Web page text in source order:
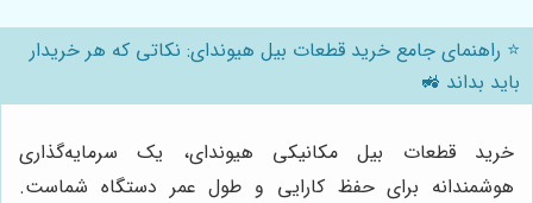
⭐️ راهنمای جامع خرید قطعات بیل هیوندای: نکاتی که هر خریدار
باید بداند 🚜
خرید قطعات بیل مکانیکی هیوندای، یک سرمایه‌گذاری
هوشمندانه برای حفظ کارایی و طول عمر دستگاه شماست.